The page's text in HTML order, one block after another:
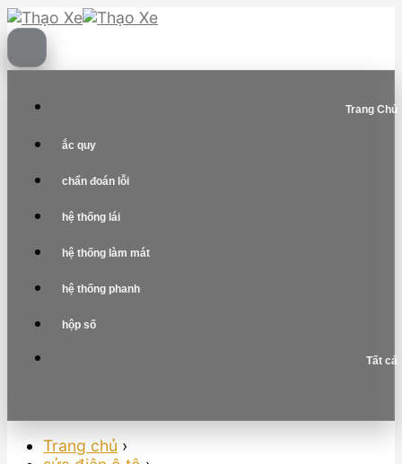
Skip
to
content
Trang Chủ
ắc quy
chẩn đoán lỗi
hệ thống lái
hệ thống làm mát
hệ thống phanh
hộp số
Tất cả
Trang chủ ›